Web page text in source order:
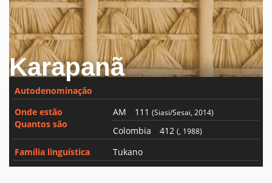
Karapanã
Autodenominação
Onde estão
Quantos são
AM 111(Siasi/Sesai, 2014)
Colombia 412(, 1988)
Família linguística Tukano